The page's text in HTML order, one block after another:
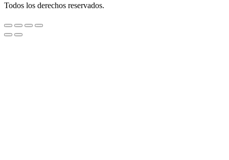
Todos los derechos reservados.